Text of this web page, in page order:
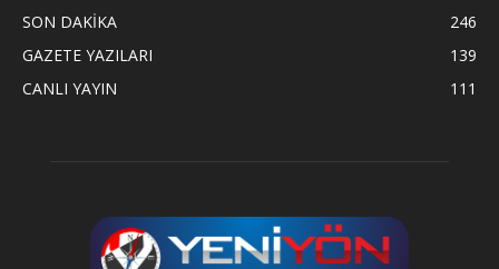
SON DAKİKA
246
GAZETE YAZILARI
139
CANLI YAYIN
111